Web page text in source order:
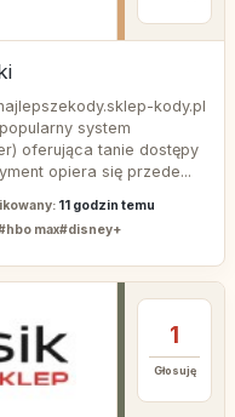
kody.pl
system
oferująca tanie dostępy
opiera się przede...
11 godzin temu
max#disney+
1
Głosuję